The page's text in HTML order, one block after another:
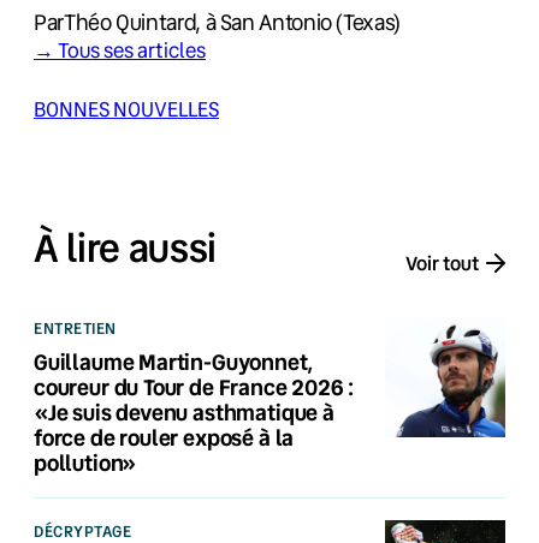
ParThéo Quintard, à San Antonio (Texas)
→ Tous ses articles
BONNES NOUVELLES
À lire aussi Voir tout
ENTRETIEN
Guillaume Martin-Guyonnet,
coureur du Tour de France 2026 :
«Je suis devenu asthmatique à
force de rouler exposé à la
pollution»
DÉCRYPTAGE